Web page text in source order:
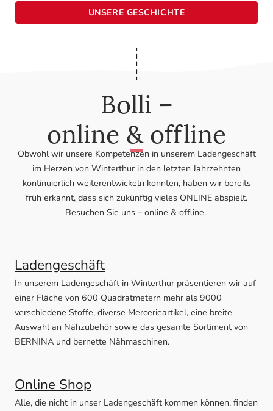
UNSERE GESCHICHTE
Bolli –
online & offline
Obwohl wir unsere Kompetenzen in unserem Ladengeschäft
im Herzen von Winterthur in den letzten Jahrzehnten
kontinuierlich weiterentwickeln konnten, haben wir bereits
früh erkannt, dass sich zukünftig vieles ONLINE abspielt.
Besuchen Sie uns – online & offline.
Ladengeschäft
In unserem Ladengeschäft in Winterthur präsentieren wir auf
einer Fläche von 600 Quadratmetern mehr als 9000
verschiedene Stoffe, diverse Mercerieartikel, eine breite
Auswahl an Nähzubehör sowie das gesamte Sortiment von
BERNINA und bernette Nähmaschinen.
Online Shop
Alle, die nicht in unser Ladengeschäft kommen können, finden